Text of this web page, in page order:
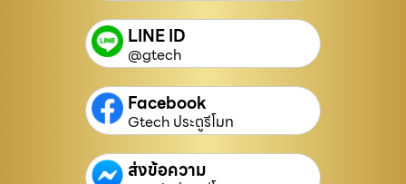
LINE ID
@gtech
Facebook
Gtech ประตูรีโมท
ส่งข้อความ